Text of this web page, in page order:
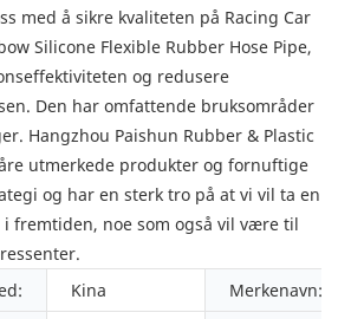
med å sikre kvaliteten på Racing Car
Silicone Flexible Rubber Hose Pipe,
og redusere
Den har omfattende bruksområder
Hangzhou Paishun Rubber & Plastic
utmerkede produkter og fornuftige
og har en sterk tro på at vi vil ta en
fremtiden, noe som også vil være til
Kina Merkenavn: